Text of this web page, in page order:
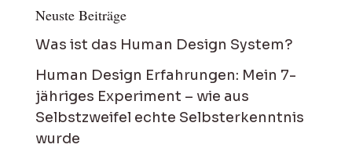
Neuste Beiträge
Was ist das Human Design System?
Human Design Erfahrungen: Mein 7-
jähriges Experiment – wie aus
Selbstzweifel echte Selbsterkenntnis
wurde